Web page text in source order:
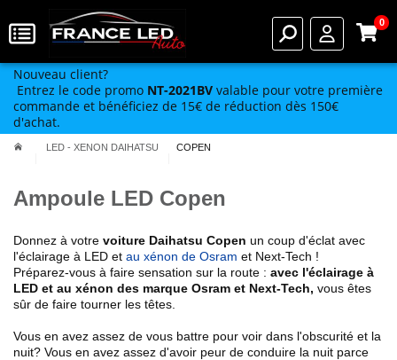
0
Nouveau client?
Entrez le code promo NT-2021BV valable pour votre première
commande et bénéficiez de 15€ de réduction dès 150€
d'achat.
LED - XENON DAIHATSU COPEN
Ampoule LED Copen
Donnez à votre voiture Daihatsu Copen un coup d'éclat avec
l'éclairage à LED et au xénon de Osram et Next-Tech !
Préparez-vous à faire sensation sur la route : avec l'éclairage à
LED et au xénon des marque Osram et Next-Tech, vous êtes
sûr de faire tourner les têtes.
Vous en avez assez de vous battre pour voir dans l'obscurité et la
nuit? Vous en avez assez d'avoir peur de conduire la nuit parce